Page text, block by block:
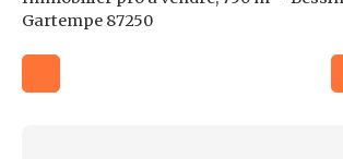
Gartempe 87250